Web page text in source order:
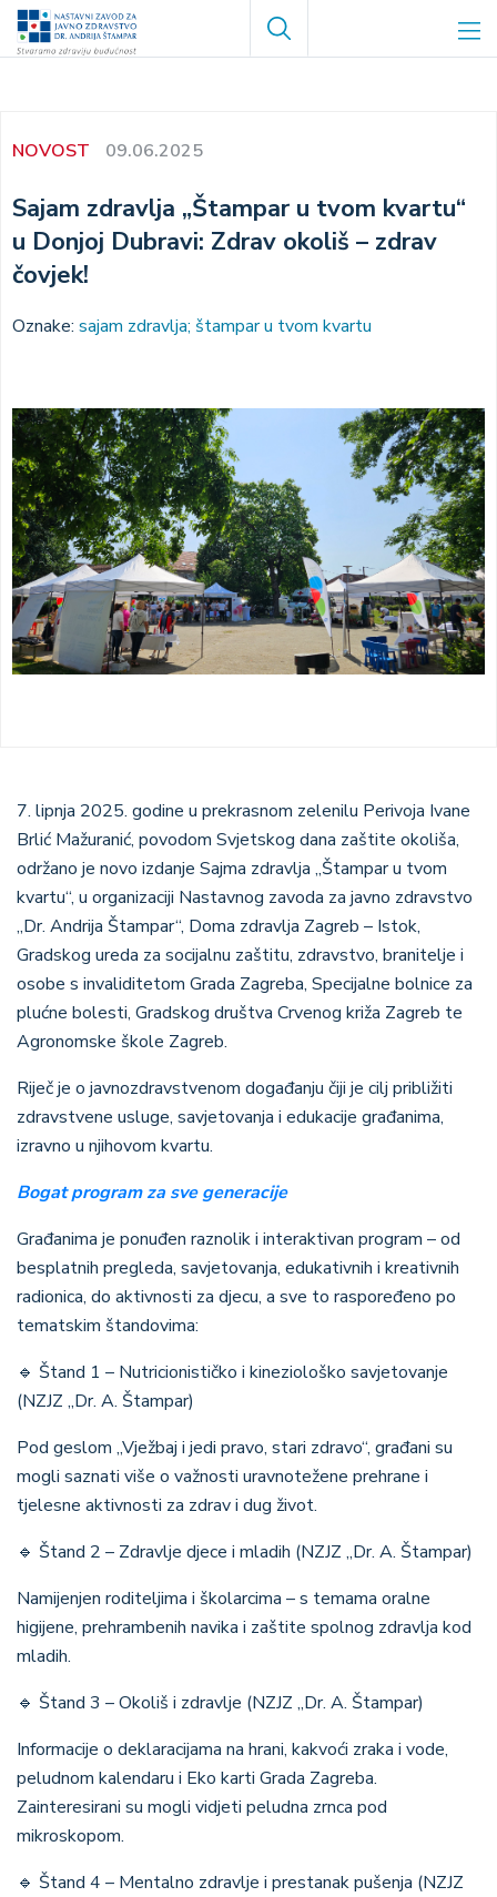
Skoči
Search
NOVOST 09.06.2025
Sajam zdravlja „Štampar u tvom kvartu“
u Donjoj Dubravi: Zdrav okoliš – zdrav
čovjek!
Oznake: sajam zdravlja; štampar u tvom kvartu
7. lipnja 2025. godine u prekrasnom zelenilu Perivoja Ivane
Brlić Mažuranić, povodom Svjetskog dana zaštite okoliša,
održano je novo izdanje Sajma zdravlja „Štampar u tvom
kvartu“, u organizaciji Nastavnog zavoda za javno zdravstvo
„Dr. Andrija Štampar“, Doma zdravlja Zagreb – Istok,
Gradskog ureda za socijalnu zaštitu, zdravstvo, branitelje i
osobe s invaliditetom Grada Zagreba, Specijalne bolnice za
plućne bolesti, Gradskog društva Crvenog križa Zagreb te
Agronomske škole Zagreb.
Riječ je o javnozdravstvenom događanju čiji je cilj približiti
zdravstvene usluge, savjetovanja i edukacije građanima,
izravno u njihovom kvartu.
Bogat program za sve generacije
Građanima je ponuđen raznolik i interaktivan program – od
besplatnih pregleda, savjetovanja, edukativnih i kreativnih
radionica, do aktivnosti za djecu, a sve to raspoređeno po
tematskim štandovima:
🔹 Štand 1 – Nutricionističko i kineziološko savjetovanje
(NZJZ „Dr. A. Štampar)
Pod geslom „Vježbaj i jedi pravo, stari zdravo“, građani su
mogli saznati više o važnosti uravnotežene prehrane i
tjelesne aktivnosti za zdrav i dug život.
🔹 Štand 2 – Zdravlje djece i mladih (NZJZ „Dr. A. Štampar)
Namijenjen roditeljima i školarcima – s temama oralne
higijene, prehrambenih navika i zaštite spolnog zdravlja kod
mladih.
🔹 Štand 3 – Okoliš i zdravlje (NZJZ „Dr. A. Štampar)
Informacije o deklaracijama na hrani, kakvoći zraka i vode,
peludnom kalendaru i Eko karti Grada Zagreba.
Zainteresirani su mogli vidjeti peludna zrnca pod
mikroskopom.
🔹 Štand 4 – Mentalno zdravlje i prestanak pušenja (NZJZ